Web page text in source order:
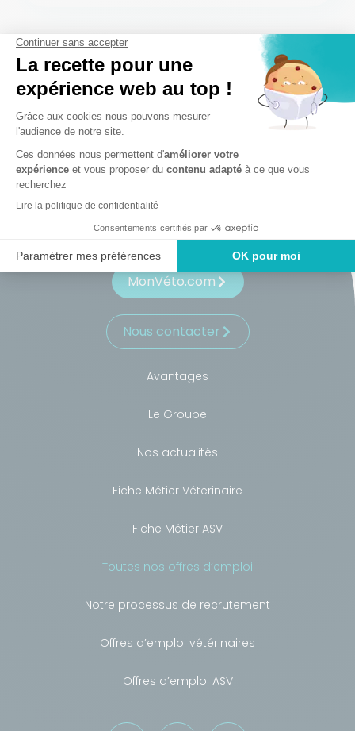
S'inscrire
MonVéto.com
Nous contacter
Avantages
Le Groupe
Nos actualités
Fiche Métier Véterinaire
Fiche Métier ASV
Toutes nos offres d’emploi
Notre processus de recrutement
Offres d’emploi vétérinaires
Offres d’emploi ASV